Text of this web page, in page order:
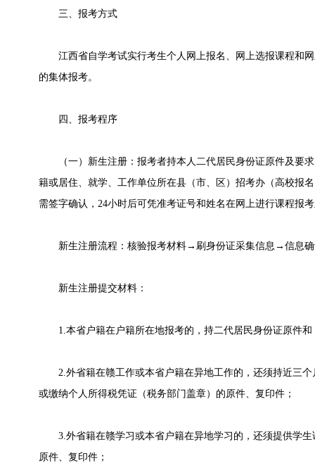
三、报考方式
江西省自学考试实行考生个人网上报名、网上选报课程和网
的集体报考。
四、报考程序
（一）新生注册：报考者持本人二代居民身份证原件及要求
籍或居住、就学、工作单位所在县（市、区）招考办（高校报
需签字确认，24小时后可凭准考证号和姓名在网上进行课程报
新生注册流程：核验报考材料→刷身份证采集信息→信息确
新生注册提交材料：
1.本省户籍在户籍所在地报考的，持二代居民身份证原件和
2.外省籍在赣工作或本省户籍在异地工作的，还须持近三个
或缴纳个人所得税凭证（税务部门盖章）的原件、复印件；
3.外省籍在赣学习或本省户籍在异地学习的，还须提供学生
原件、复印件；